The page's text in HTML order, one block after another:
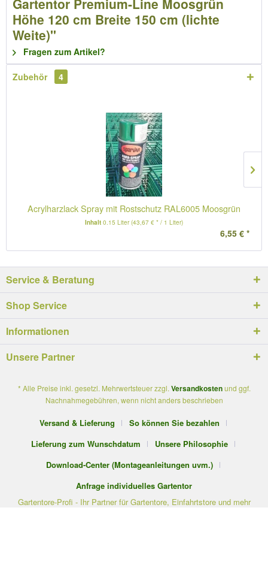
Gartentor Premium-Line Moosgrün
Höhe 120 cm Breite 150 cm (lichte
Weite)"
Fragen zum Artikel?
Zubehör 4
Acrylharzlack Spray mit Rostschutz RAL6005 Moosgrün
Inhalt 0.15 Liter(43,67 € * / 1 Liter)
6,55 € *
Service & Beratung
Shop Service
Informationen
Unsere Partner
* Alle Preise inkl. gesetzl. Mehrwertsteuer zzgl. Versandkostenund ggf.
Nachnahmegebühren, wenn nicht anders beschrieben
Versand & Lieferung
So können Sie bezahlen
Lieferung zum Wunschdatum
Unsere Philosophie
Download-Center (Montageanleitungen uvm.)
Anfrage individuelles Gartentor
Gartentore-Profi - Ihr Partner für Gartentore, Einfahrtstore und mehr